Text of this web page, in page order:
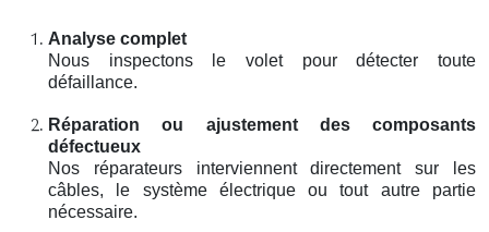
Analyse complet
Nous inspectons le volet pour détecter toute
défaillance.
Réparation ou ajustement des composants
défectueux
Nos réparateurs interviennent directement sur les
câbles, le système électrique ou tout autre partie
nécessaire.